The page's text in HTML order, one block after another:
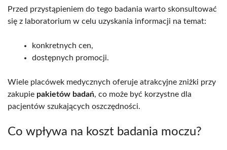
Przed przystąpieniem do tego badania warto skonsultować
się z laboratorium w celu uzyskania informacji na temat:
konkretnych cen,
dostępnych promocji.
Wiele placówek medycznych oferuje atrakcyjne zniżki przy
zakupie pakietów badań, co może być korzystne dla
pacjentów szukających oszczędności.
Co wpływa na koszt badania moczu?